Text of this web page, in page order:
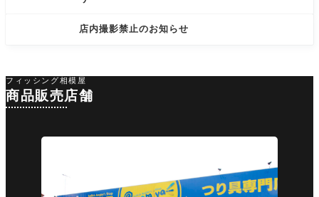
店内撮影禁止のお知らせ
フィッシング相模屋
商品販売店舗